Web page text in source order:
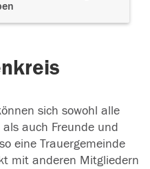
sich sowohl alle
auch Freunde und
eine Trauergemeinde
mit anderen Mitgliedern